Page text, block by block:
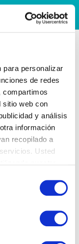
para personalizar
de redes
compartimos
sitio web con
y análisis
información
recopilado a
Usted